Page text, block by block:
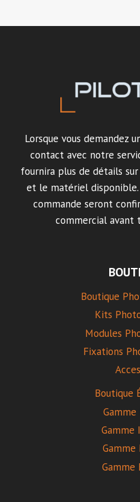
Lorsque vous demandez
contact avec notre
fournira plus de détails
et le matériel
commande seront
commercial avant
Boutique
Kits
Modules
Fixations
Boutique
Gamme
Gamme
Gamme